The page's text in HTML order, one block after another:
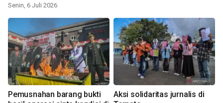
Senin, 6 Juli 2026
Pemusnahan barang bukti
Aksi solidaritas jurnalis di